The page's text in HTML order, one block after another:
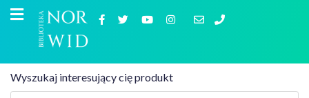
Wyszukaj interesujący cię produkt